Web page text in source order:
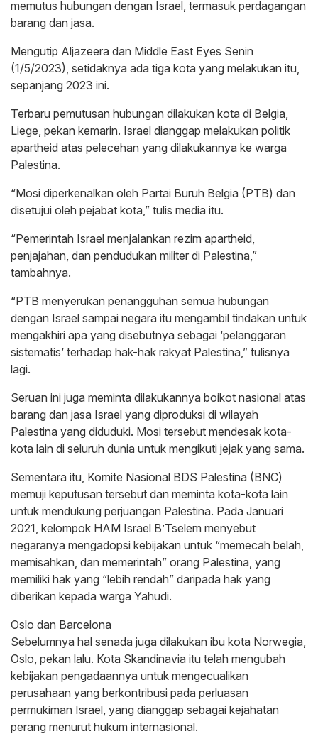
memutus hubungan dengan Israel, termasuk perdagangan
barang dan jasa.
Mengutip Aljazeera dan Middle East Eyes Senin
(1/5/2023), setidaknya ada tiga kota yang melakukan itu,
sepanjang 2023 ini.
Terbaru pemutusan hubungan dilakukan kota di Belgia,
Liege, pekan kemarin. Israel dianggap melakukan politik
apartheid atas pelecehan yang dilakukannya ke warga
Palestina.
“Mosi diperkenalkan oleh Partai Buruh Belgia (PTB) dan
disetujui oleh pejabat kota,” tulis media itu.
“Pemerintah Israel menjalankan rezim apartheid,
penjajahan, dan pendudukan militer di Palestina,”
tambahnya.
“PTB menyerukan penangguhan semua hubungan
dengan Israel sampai negara itu mengambil tindakan untuk
mengakhiri apa yang disebutnya sebagai ‘pelanggaran
sistematis’ terhadap hak-hak rakyat Palestina,” tulisnya
lagi.
Seruan ini juga meminta dilakukannya boikot nasional atas
barang dan jasa Israel yang diproduksi di wilayah
Palestina yang diduduki. Mosi tersebut mendesak kota-
kota lain di seluruh dunia untuk mengikuti jejak yang sama.
Sementara itu, Komite Nasional BDS Palestina (BNC)
memuji keputusan tersebut dan meminta kota-kota lain
untuk mendukung perjuangan Palestina. Pada Januari
2021, kelompok HAM Israel B’Tselem menyebut
negaranya mengadopsi kebijakan untuk “memecah belah,
memisahkan, dan memerintah” orang Palestina, yang
memiliki hak yang “lebih rendah” daripada hak yang
diberikan kepada warga Yahudi.
Oslo dan Barcelona
Sebelumnya hal senada juga dilakukan ibu kota Norwegia,
Oslo, pekan lalu. Kota Skandinavia itu telah mengubah
kebijakan pengadaannya untuk mengecualikan
perusahaan yang berkontribusi pada perluasan
permukiman Israel, yang dianggap sebagai kejahatan
perang menurut hukum internasional.